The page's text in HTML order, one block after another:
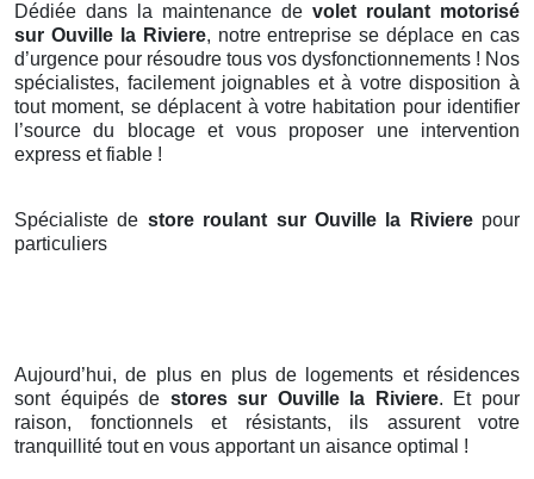
Dédiée dans la maintenance de volet roulant motorisé
sur Ouville la Riviere, notre entreprise se déplace en cas
d’urgence pour résoudre tous vos dysfonctionnements ! Nos
spécialistes, facilement joignables et à votre disposition à
tout moment, se déplacent à votre habitation pour identifier
l’source du blocage et vous proposer une intervention
express et fiable !
Spécialiste de store roulant sur Ouville la Riviere pour
particuliers
Aujourd’hui, de plus en plus de logements et résidences
sont équipés de stores sur Ouville la Riviere. Et pour
raison, fonctionnels et résistants, ils assurent votre
tranquillité tout en vous apportant un aisance optimal !